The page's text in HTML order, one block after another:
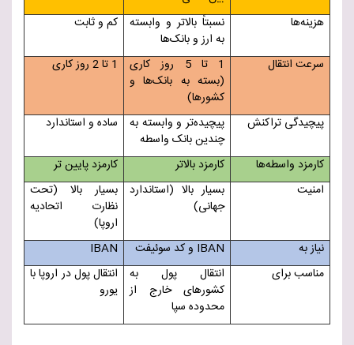
هزینه‌ها
نسبتاً بالاتر و وابسته
به ارز و بانک‌ها
کم و ثابت
سرعت انتقال
1 تا 5 روز کاری
(بسته به بانک‌ها و
کشورها)
1 تا 2 روز کاری
پیچیدگی تراکنش
پیچیده‌تر و وابسته به
چندین بانک واسطه
ساده و استاندارد
کارمزد واسطه‌ها کارمزد بالاتر
کارمزد پایین تر
امنیت
بسیار بالا (استاندارد
جهانی)
بسیار بالا (تحت
نظارت اتحادیه
اروپا)
نیاز به
IBAN و کد سوئیفت
IBAN
مناسب برای
انتقال پول به
کشورهای خارج از
محدوده سپا
انتقال پول در اروپا با
یورو